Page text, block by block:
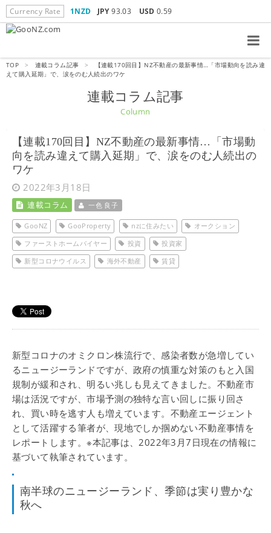
Currency Rate 1NZD JPY93.03 USD 0.59
TOP > 連載コラム記事 >
【連載170回目】NZ不動産の最新事情…「市場動向を読み違
えて購入延期」で、涙をのむ人続出のワケ
連載コラム記事
Column
【連載170回目】NZ不動産の最新事情…「市場動
向を読み違えて購入延期」で、涙をのむ人続出の
ワケ
2022年3月18日
連載コラム 一色 良子
GooNZ GooProperty nzに住みたい
オークション
ファーストホームバイヤー
投資
投資家
新型コロナウイルス
海外不動産 賃貸
新型コロナのオミクロン株流行で、感染者数が急増してい
るニュージーランドですが、政府の慎重な対策のもと入国
規制が緩和され、明るい兆しも見えてきました。不動産市
場は活況ですが、市場予測の独特な言い回しに振り回さ
れ、買い時を逃す人も増えています。不動産エージェント
として活躍する筆者が、現地でしか掴めない不動産事情を
レポートします。※本記事は、2022年3月7日現在の情報に
基づいて執筆されています。
南半球のニュージーランド、季節は実り豊かな
秋へ